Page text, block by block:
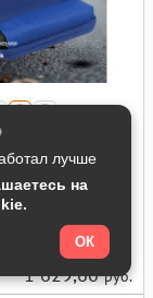
В наличии
Five, синий
1 629,60руб.
лучше
на
ОК